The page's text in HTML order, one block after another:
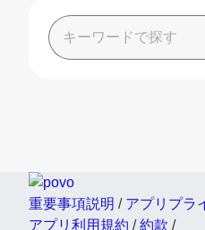
重要事項説明 / アプリプラ
アプリ利用規約 /約款 /